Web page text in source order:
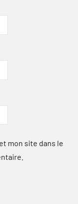
mon site dans le